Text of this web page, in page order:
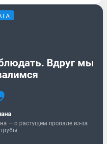
Вдруг мы
— о растущем провале из-за